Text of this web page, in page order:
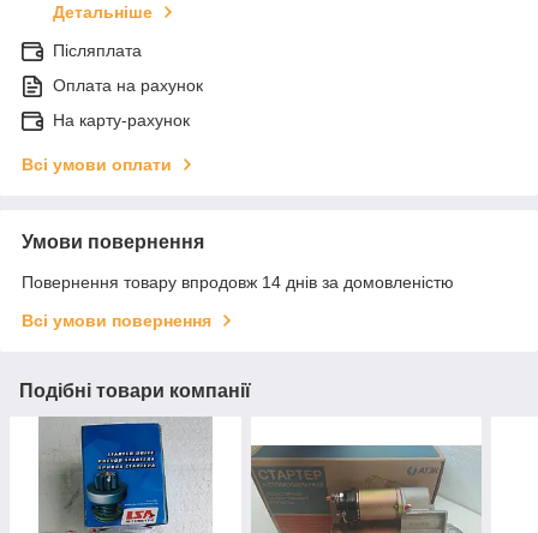
Детальніше
Післяплата
Оплата на рахунок
На карту-рахунок
Всі умови оплати
Умови повернення
Повернення товару впродовж 14 днів за домовленістю
Всі умови повернення
Подібні товари компанії